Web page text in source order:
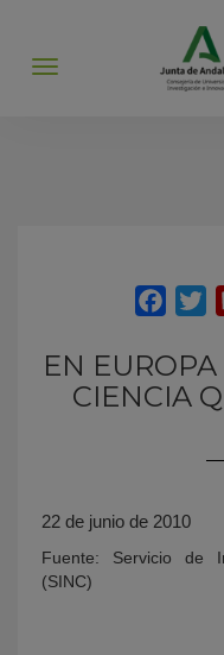
Abrir
EN
CIENCIA
22 de junio de 2010
Fuente: Servicio de
(SINC)